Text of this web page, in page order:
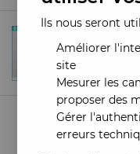
Vrac (Bulk)
Lot de 10
Prix :
Boite (Retail)
Compatible
Lot de 3
avec moule
Ils nous seront
Améliorer
site
Mesurer les
proposer des
Gérer
erreurs